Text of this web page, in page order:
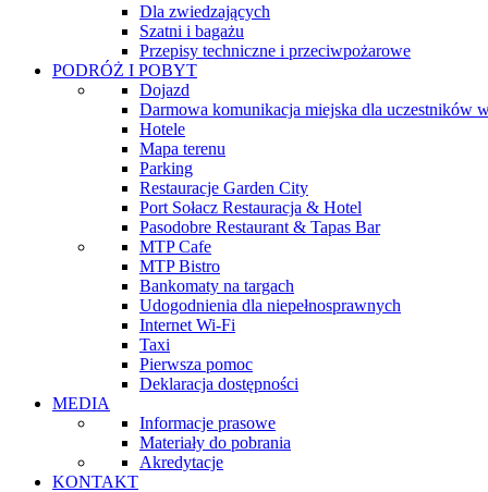
Dla zwiedzających
Szatni i bagażu
Przepisy techniczne i przeciwpożarowe
PODRÓŻ I POBYT
Dojazd
Darmowa komunikacja miejska dla uczestników
Hotele
Mapa terenu
Parking
Restauracje Garden City
Port Sołacz Restauracja & Hotel
Pasodobre Restaurant & Tapas Bar
MTP Cafe
MTP Bistro
Bankomaty na targach
Udogodnienia dla niepełnosprawnych
Internet Wi-Fi
Taxi
Pierwsza pomoc
Deklaracja dostępności
MEDIA
Informacje prasowe
Materiały do pobrania
Akredytacje
KONTAKT